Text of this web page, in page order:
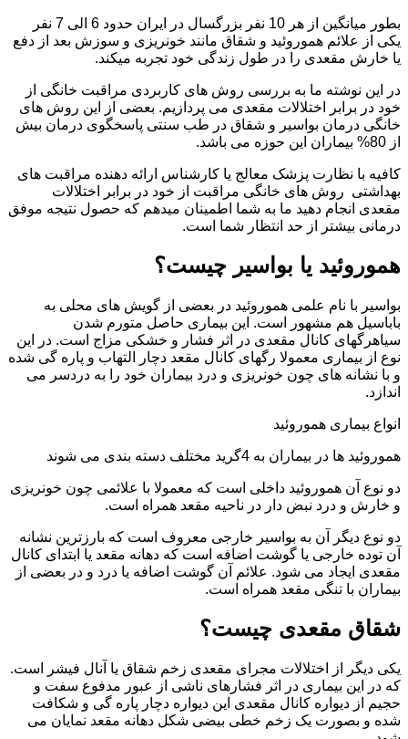
بطور میانگین از هر 10 نفر بزرگسال در ایران حدود 6 الی 7 نفر
یکی از علائم هموروئید و شقاق مانند خونریزی و سوزش بعد از دفع
یا خارش مقعدی را در طول زندگی خود تجربه میکند.
در این نوشته ما به بررسی روش های کاربردی مراقبت خانگی از
خود در برابر اختلالات مقعدی می پردازیم. بعضی از این روش های
خانگی درمان بواسیر و شقاق در طب سنتی پاسخگوی درمان بیش
از 80% بیماران این حوزه می باشد.
کافیه با نظارت پزشک معالج یا کارشناس ارائه دهنده مراقبت های
بهداشتی روش های خانگی مراقبت از خود در برابر اختلالات
مقعدی انجام دهید ما به شما اطمینان میدهم که حصول نتیجه موفق
درمانی بیشتر از حد انتظار شما است.
هموروئید یا بواسیر چیست؟
بواسیر با نام علمی هموروئید در بعضی از گویش های محلی به
باباسیل هم مشهور است. این بیماری حاصل متورم شدن
سیاهرگهای کانال مقعدی در اثر فشار و خشکی مزاج است. در این
نوع از بیماری معمولا رگهای کانال مقعد دچار التهاب و پاره گی شده
و با نشانه های چون خونریزی و درد بیماران خود را به دردسر می
اندازد.
انواع بیماری هموروئید
هموروئید ها در بیماران به 4گرید مختلف دسته بندی می شوند
دو نوع آن هموروئید داخلی است که معمولا با علائمی چون خونریزی
و خارش و درد نبض دار در ناحیه مقعد همراه است.
دو نوع دیگر آن به بواسیر خارجی معروف است که بارزترین نشانه
آن توده خارجی یا گوشت اضافه است که دهانه مقعد یا ابتدای کانال
مقعدی ایجاد می شود. علائم آن گوشت اضافه یا درد و در بعضی از
بیماران با تنگی مقعد همراه است.
شقاق مقعدی چیست؟
یکی دیگر از اختلالات مجرای مقعدی زخم شقاق یا آنال فیشر است.
که در این بیماری در اثر فشارهای ناشی از عبور مدفوع سفت و
حجیم از دیواره کانال مقعدی این دیواره دچار پاره گی و شکافت
شده و بصورت یک زخم خطی بیضی شکل دهانه مقعد نمایان می